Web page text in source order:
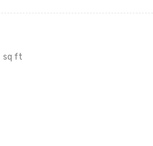
sq ft